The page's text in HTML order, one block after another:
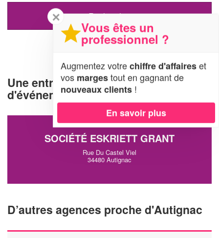
Une entreprise d'organisation
d'événements à Autignac (34480)
SOCIÉTÉ ESKRIETT GRANT
Rue Du Castel Viel
34480 Autignac
D’autres agences proche d'Autignac
✕
Vous êtes un
professionnel ?
Augmentez votrechiffre d'affaireset
vos margestout en gagnant de
nouveaux clients !
En savoir plus